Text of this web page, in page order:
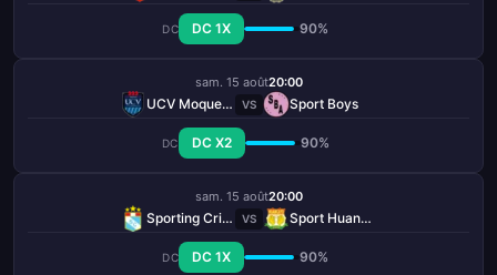
DC DC 1X 90%
sam. 15 août20:00
UCV Moquegua VS Sport Boys
DC DC X2 90%
sam. 15 août20:00
Sporting Cristal VS Sport Huancayo
DC DC 1X 90%